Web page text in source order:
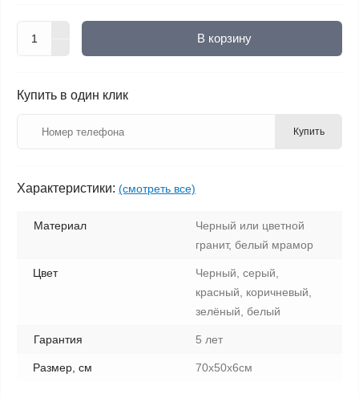
В корзину
Купить в один клик
Купить
Характеристики: (смотреть все)
Материал
Черный или цветной
гранит, белый мрамор
Цвет
Черный, серый,
красный, коричневый,
зелёный, белый
Гарантия 5 лет
Размер, см 70х50х6см